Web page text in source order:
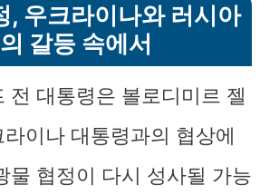
, 우크라이나와 러시아
의 갈등 속에서
전 대통령은 볼로디미르 젤
이나 대통령과의 협상에
물 협정이 다시 성사될 가능